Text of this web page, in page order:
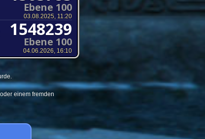
Ebene 100
03.08.2025, 11:20
1548239
Ebene 100
04.06.2026, 16:10
einem fremden